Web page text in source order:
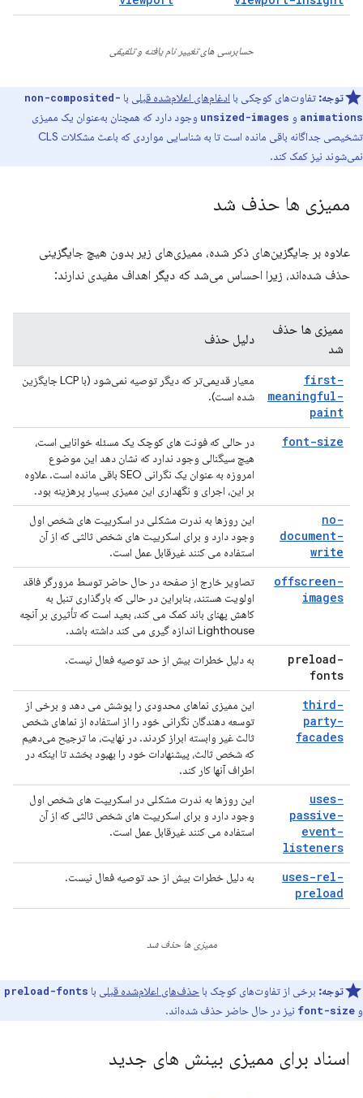
حسابرسی های تغییر نام یافته و تلفیقی
توجه: تفاوت‌های کوچکی با ادغام‌های اعلام‌شده قبلی با non-composited-
animations و unsized-images وجود دارد که همچنان به‌عنوان یک ممیزی
تشخیصی جداگانه باقی مانده است تا به شناسایی مواردی که باعث مشکلات CLS
نمی‌شوند نیز کمک کند.
ممیزی ها حذف شد
علاوه بر جایگزین‌های ذکر شده، ممیزی‌های زیر بدون هیچ جایگزینی
حذف شده‌اند، زیرا احساس می‌شد که دیگر اهداف مفیدی ندارند:
ممیزی ها حذف
شد
دلیل حذف
first-
meaningful-
paint
معیار قدیمی‌تر که دیگر توصیه نمی‌شود (با LCP جایگزین
شده است).
font-size
در حالی که فونت های کوچک یک مسئله خوانایی است،
هیچ سیگنالی وجود ندارد که نشان دهد این موضوع
امروزه به عنوان یک نگرانی SEO باقی مانده است. علاوه
بر این، اجرای و نگهداری این ممیزی بسیار پرهزینه بود.
no-
document-
write
این روزها به ندرت مشکلی در اسکریپت های شخص اول
وجود دارد و برای اسکریپت های شخص ثالثی که از آن
استفاده می کنند غیرقابل عمل است.
offscreen-
images
تصاویر خارج از صفحه در حال حاضر توسط مرورگر فاقد
اولویت هستند، بنابراین در حالی که بارگذاری تنبل به
کاهش پهنای باند کمک می کند، بعید است که تأثیری بر آنچه
Lighthouse اندازه گیری می کند داشته باشد.
preload-
fonts
به دلیل خطرات بیش از حد توصیه فعال نیست.
third-
party-
facades
این ممیزی نماهای محدودی را پوشش می دهد و برخی از
توسعه دهندگان نگرانی خود را از استفاده از نماهای شخص
ثالث غیر وابسته ابراز کردند. در نهایت، ما ترجیح می‌دهیم
که شخص ثالث، پیشنهادات خود را بهبود بخشد تا اینکه در
اطراف آنها کار کند.
uses-
passive-
event-
listeners
این روزها به ندرت مشکلی در اسکریپت های شخص اول
وجود دارد و برای اسکریپت های شخص ثالثی که از آن
استفاده می کنند غیرقابل عمل است.
uses-rel-
preload
به دلیل خطرات بیش از حد توصیه فعال نیست.
ممیزی ها حذف شد
توجه: برخی از تفاوت‌های کوچک با حذف‌های اعلام‌شده قبلی با preload-fonts
و font-size نیز در حال حاضر حذف شده‌اند.
اسناد برای ممیزی بینش های جدید